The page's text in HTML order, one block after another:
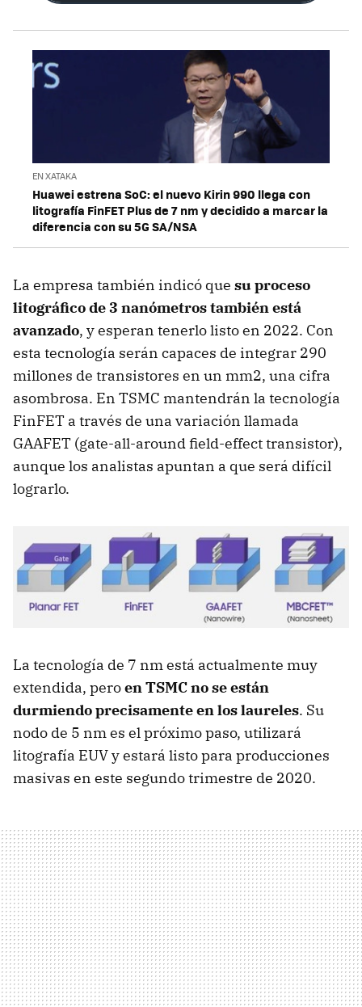
EN XATAKA
Huawei estrena SoC: el nuevo Kirin 990 llega con
litografía FinFET Plus de 7 nm y decidido a marcar la
diferencia con su 5G SA/NSA
La empresa también indicó que su proceso
litográfico de 3 nanómetros también está
avanzado, y esperan tenerlo listo en 2022. Con
esta tecnología serán capaces de integrar 290
millones de transistores en un mm2, una cifra
asombrosa. En TSMC mantendrán la tecnología
FinFET a través de una variación llamada
GAAFET (gate-all-around field-effect transistor),
aunque los analistas apuntan a que será difícil
lograrlo.
La tecnología de 7 nm está actualmente muy
extendida, peroen TSMC no se están
durmiendo precisamente en los laureles. Su
nodo de 5 nm es el próximo paso, utilizará
litografía EUV y estará listo para producciones
masivas en este segundo trimestre de 2020.